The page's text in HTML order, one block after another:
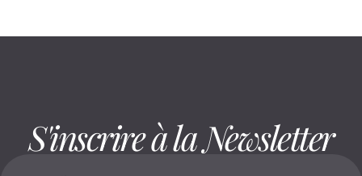
S'inscrire à la Newsletter